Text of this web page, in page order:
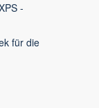
-
für die